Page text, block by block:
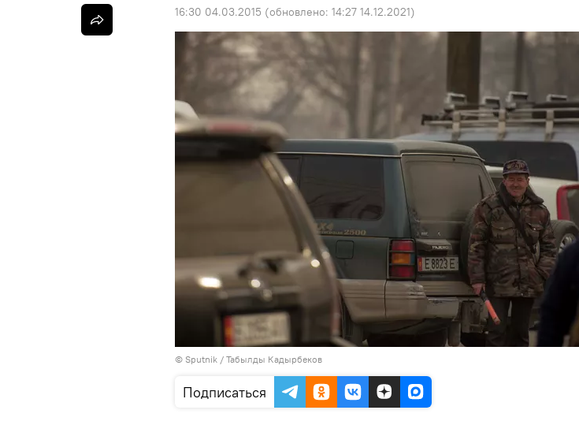
16:30 04.03.2015 (обновлено: 14:27 14.12.2021)
© Sputnik / Табылды Кадырбеков
Подписаться